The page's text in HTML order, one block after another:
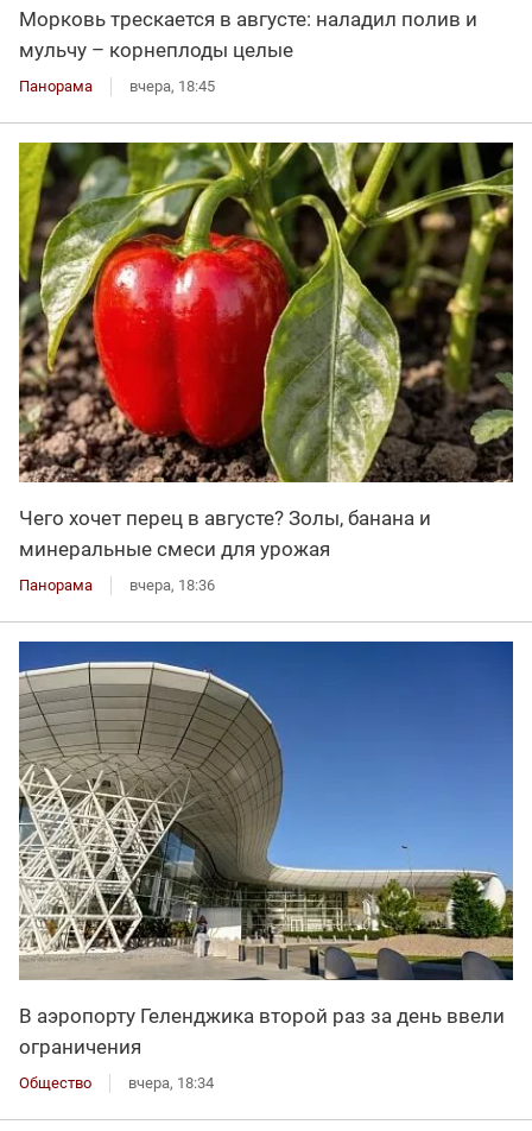
Морковь трескается в августе: наладил полив и
мульчу – корнеплоды целые
Панорама вчера, 18:45
Чего хочет перец в августе? Золы, банана и
минеральные смеси для урожая
Панорама вчера, 18:36
В аэропорту Геленджика второй раз за день ввели
ограничения
Общество вчера, 18:34